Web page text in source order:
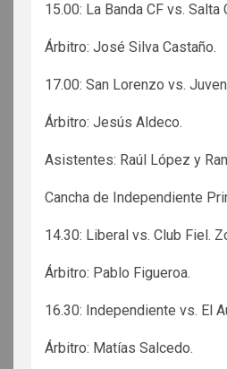
15.00: La Banda CF vs. Salta
Árbitro: José Silva Castaño.
17.00: San Lorenzo vs.
Árbitro: Jesús Aldeco.
Asistentes: Raúl López y
Cancha de Independiente
14.30: Liberal vs. Club Fiel.
Árbitro: Pablo Figueroa.
16.30: Independiente vs. El
Árbitro: Matías Salcedo.